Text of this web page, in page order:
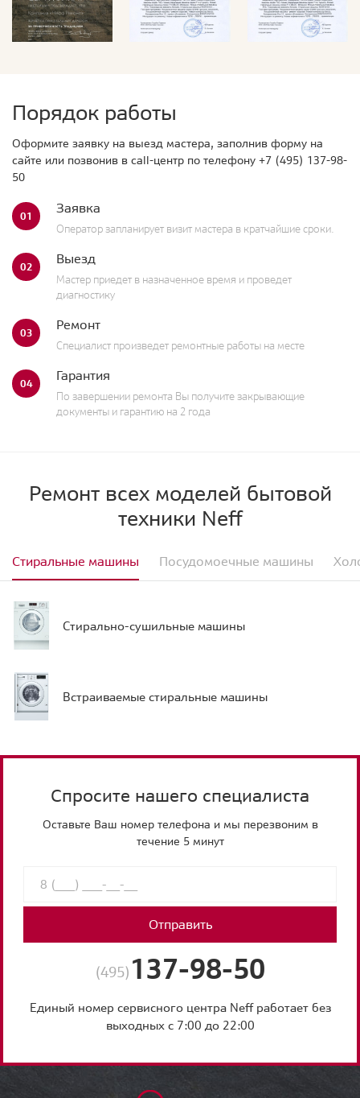
Порядок работы
Оформите заявку на выезд мастера, заполнив форму на
сайте или позвонив в call-центр по телефону +7 (495) 137-98-
50
01 Заявка
Оператор запланирует визит мастера в кратчайшие сроки.
02 Выезд
Мастер приедет в назначенное время и проведет
диагностику
03 Ремонт
Специалист произведет ремонтные работы на месте
04 Гарантия
По завершении ремонта Вы получите закрывающие
документы и гарантию на 2 года
Ремонт всех моделей бытовой
техники Neff
Стиральные машины Посудомоечные машины
Стирально-сушильные машины
Встраиваемые стиральные машины
Спросите нашего специалиста
Оставьте Ваш номер телефона и мы перезвоним в
течение 5 минут
Отправить
(495) 137-98-50
Единый номер сервисного центра Neff работает без
выходных с 7:00 до 22:00